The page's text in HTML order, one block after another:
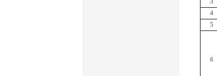
3
4
5
6